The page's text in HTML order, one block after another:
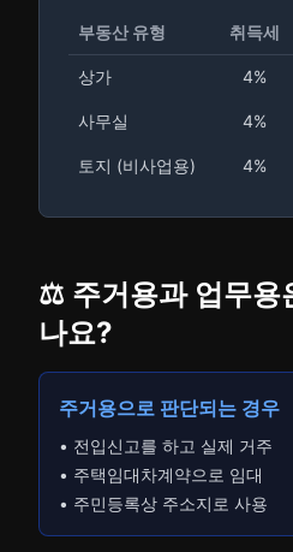
부동산 유형 취득세
상가 4%
사무실 4%
토지 (비사업용) 4%
⚖️ 주거용과 업무용
나요?
주거용으로 판단되는 경우
• 전입신고를 하고 실제 거주
• 주택임대차계약으로 임대
• 주민등록상 주소지로 사용